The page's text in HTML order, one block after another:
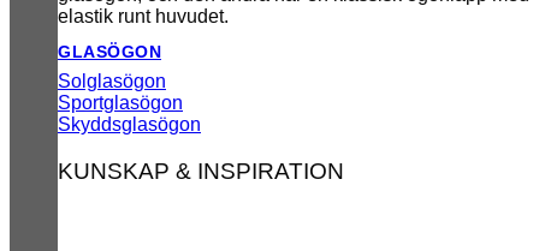
GLASÖGON
Solglasögon
Sportglasögon
Skyddsglasögon
KUNSKAP & INSPIRATION